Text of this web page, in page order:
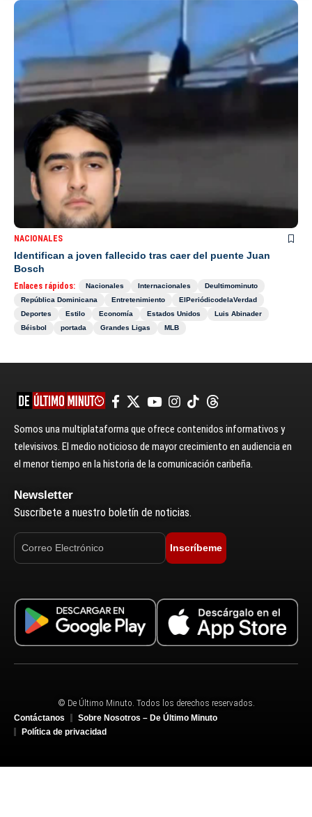
NACIONALES
Identifican a joven fallecido tras caer del puente Juan
Bosch
Enlaces rápidos: Nacionales Internacionales
Deultimominuto
República Dominicana
Entretenimiento
ElPeriódicodelaVerdad
Deportes
Estilo Economía Estados Unidos
Luis Abinader
Béisbol
portada Grandes Ligas MLB
Somos una multiplataforma que ofrece contenidos informativos y
televisivos. El medio noticioso de mayor crecimiento en audiencia en
el menor tiempo en la historia de la comunicación caribeña.
Newsletter
Suscríbete a nuestro boletín de noticias.
Inscríbeme
© De Último Minuto. Todos los derechos reservados.
Contáctanos
Sobre Nosotros – De Último Minuto
Política de privacidad